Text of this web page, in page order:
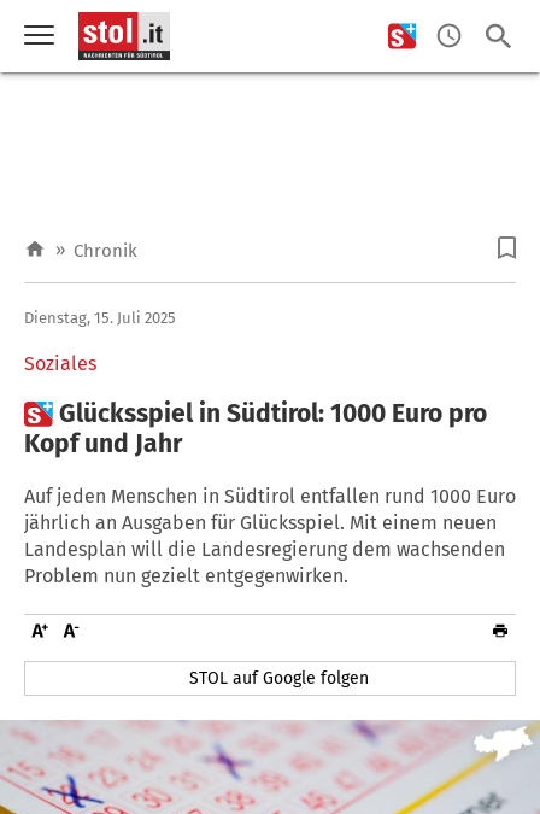
» Chronik
Soziales
Dienstag, 15. Juli 2025
Glücksspiel in Südtirol: 1000 Euro pro
Kopf und Jahr
Auf jeden Menschen in Südtirol entfallen rund 1000 Euro
jährlich an Ausgaben für Glücksspiel. Mit einem neuen
Landesplan will die Landesregierung dem wachsenden
Problem nun gezielt entgegenwirken.
STOL auf Google folgen